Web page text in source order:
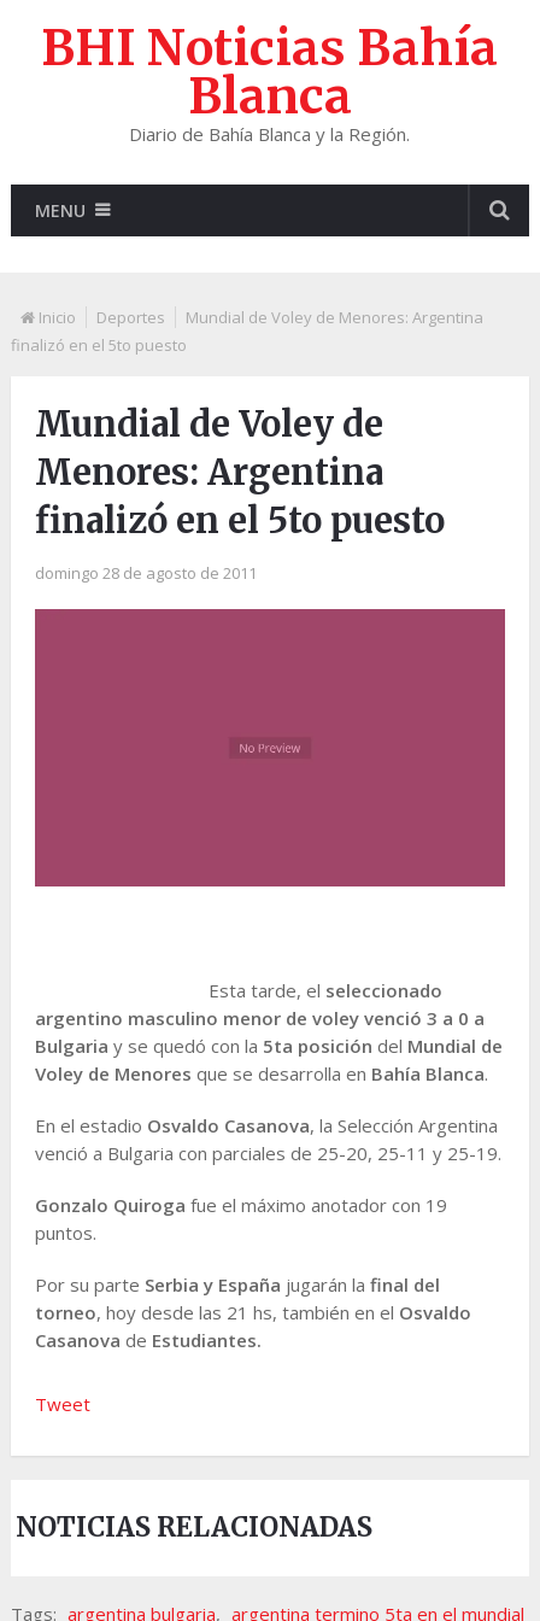
BHI Noticias Bahía
Blanca
Diario de Bahía Blanca y la Región.
MENU
Inicio Deportes
Mundial de Voley de Menores: Argentina
finalizó en el 5to puesto
Mundial de Voley de
Menores: Argentina
finalizó en el 5to puesto
domingo 28 de agosto de 2011
Esta tarde, el seleccionado
argentino masculino menor de voley venció 3 a 0 a
Bulgaria y se quedó con la 5ta posición del Mundial de
Voley de Menores que se desarrolla en Bahía Blanca.
En el estadio Osvaldo Casanova, la Selección Argentina
venció a Bulgaria con parciales de 25-20, 25-11 y 25-19.
Gonzalo Quiroga fue el máximo anotador con 19
puntos.
Por su parte Serbia y España jugarán la final del
torneo, hoy desde las 21 hs, también en el Osvaldo
Casanova de Estudiantes.
Tweet
NOTICIAS RELACIONADAS
Tags: argentina bulgaria, argentina termino 5ta en el mundial